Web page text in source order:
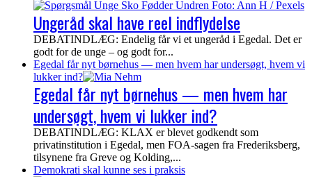
Ungeråd skal have reel indflydelse
DEBATINDLÆG: Endelig får vi et ungeråd i Egedal. Det er
godt for de unge – og godt for...
Egedal får nyt børnehus — men hvem har undersøgt, hvem vi
lukker ind?
Egedal får nyt børnehus — men hvem har
undersøgt, hvem vi lukker ind?
DEBATINDLÆG: KLAX er blevet godkendt som
privatinstitution i Egedal, men FOA-sagen fra Frederiksberg,
tilsynene fra Greve og Kolding,...
Demokrati skal kunne ses i praksis